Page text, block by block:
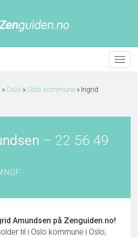
Meny
» Oslo » Oslo kommune » Ingrid
– 22 56 49
Amundsen på Zenguiden.no!
til i Oslo kommune i Oslo,